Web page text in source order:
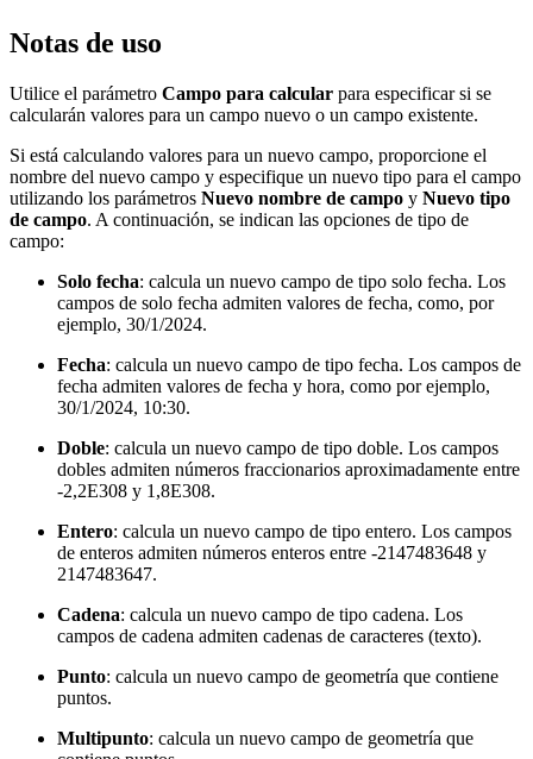
Notas de uso
Utilice el parámetro Campo para calcular para especificar si se
calcularán valores para un campo nuevo o un campo existente.
Si está calculando valores para un nuevo campo, proporcione el
nombre del nuevo campo y especifique un nuevo tipo para el campo
utilizando los parámetros Nuevo nombre de campo y Nuevo tipo
de campo. A continuación, se indican las opciones de tipo de
campo:
Solo fecha: calcula un nuevo campo de tipo solo fecha. Los
campos de solo fecha admiten valores de fecha, como, por
ejemplo, 30/1/2024.
Fecha: calcula un nuevo campo de tipo fecha. Los campos de
fecha admiten valores de fecha y hora, como por ejemplo,
30/1/2024, 10:30.
Doble: calcula un nuevo campo de tipo doble. Los campos
dobles admiten números fraccionarios aproximadamente entre
-2,2E308 y 1,8E308.
Entero: calcula un nuevo campo de tipo entero. Los campos
de enteros admiten números enteros entre -2147483648 y
2147483647.
Cadena: calcula un nuevo campo de tipo cadena. Los
campos de cadena admiten cadenas de caracteres (texto).
Punto: calcula un nuevo campo de geometría que contiene
puntos.
Multipunto: calcula un nuevo campo de geometría que